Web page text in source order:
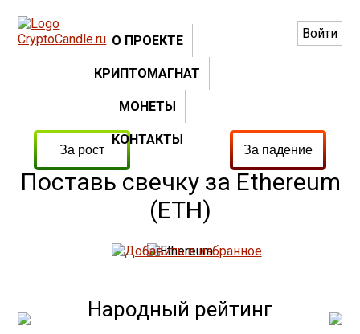
О ПРОЕКТЕ
КРИПТОМАГНАТ
МОНЕТЫ
КОНТАКТЫ
Войти
Поставь свечку за Ethereum
(ETH)
Народный рейтинг